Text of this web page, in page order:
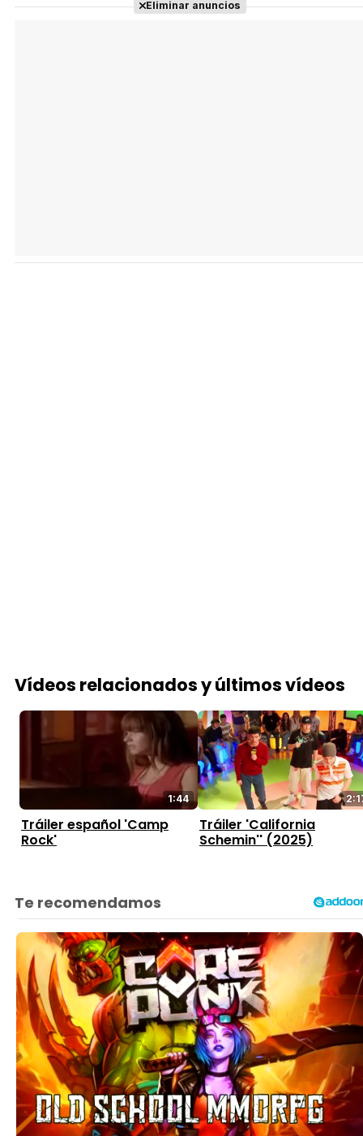
Eliminar anuncios
Vídeos relacionados y últimos vídeos
1:44
Tráiler español 'Camp
Rock'
Tráiler 'California
Schemin'' (2025)